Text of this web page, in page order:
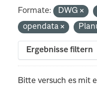
Formate: DWG
opendata
Ergebnisse filtern
Bitte versuch es mit